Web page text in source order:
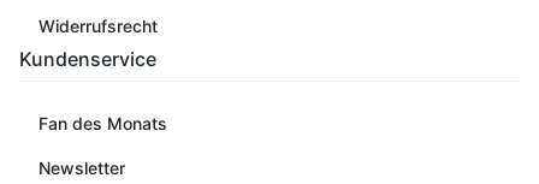
Widerrufsrecht
Kundenservice
Fan des Monats
Newsletter